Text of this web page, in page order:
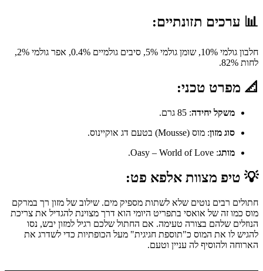
📊 ערכים תזונתיים:
חלבון גולמי 10%, שומן גולמי 5%, סיבים גולמיים 0.4%, אפר גולמי 2%,
לחות 82%.
📐 מפרט טכני:
משקל יחידה: 85 גרם.
סוג מזון: מוס (Mousse) בטעם דג אוקיינוס.
מותג: Oasy – World of Love.
💡 טיפ מצוות אלפא פט:
חתולים רבים נוטים שלא לשתות מספיק מים. שילוב של מזון רך במרקם
מוס כמו זה של אואסי בתפריט היומי הוא דרך מצוינת להגדיל את צריכת
הנוזלים שלהם בצורה טעימה. אם החתול שלכם רגיל למזון יבש, נסו
להגיש לו את המוס כ"תוספת חגיגית" מעל הכופתיות כדי לשדרג את
הארוחה ולהוסיף לה עניין וטעם.